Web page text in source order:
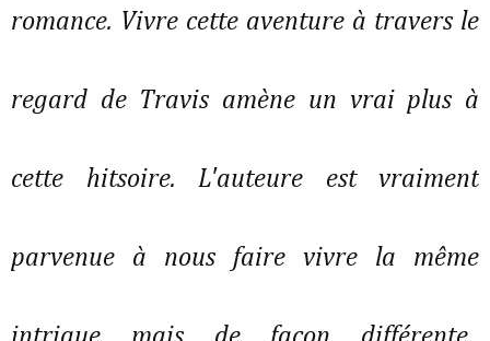
romance. Vivre cette aventure à travers le
regard de Travis amène un vrai plus à
cette hitsoire. L'auteure est vraiment
parvenue à nous faire vivre la même